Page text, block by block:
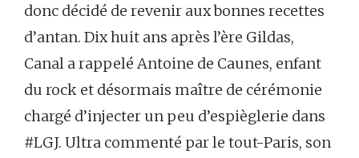
donc décidé de revenir aux bonnes recettes
d’antan. Dix huit ans après l’ère Gildas,
Canal a rappelé Antoine de Caunes, enfant
du rock et désormais maître de cérémonie
chargé d’injecter un peu d’espièglerie dans
#LGJ. Ultra commenté par le tout-Paris, son